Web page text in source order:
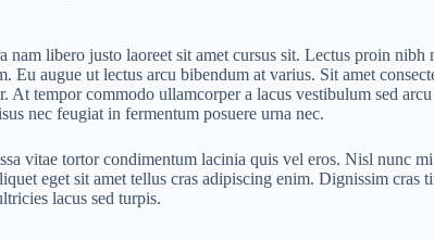
nam libero justo laoreet sit amet cursus sit. Lectus proin
Eu augue ut lectus arcu bibendum at varius. Sit amet
tempor commodo ullamcorper a lacus vestibulum sed
nec feugiat in fermentum posuere urna nec.
vitae tortor condimentum lacinia quis vel eros. Nisl nunc
eget sit amet tellus cras adipiscing enim. Dignissim
lacus sed turpis.